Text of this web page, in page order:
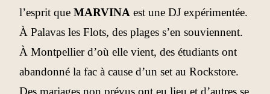
l’esprit queMARVINA est une DJ expérimentée.
À Palavas les Flots, des plages s’en souviennent.
À Montpellier d’où elle vient, des étudiants ont
abandonné la fac à cause d’un set au Rockstore.
Des mariages non prévus ont eu lieu et d’autres se